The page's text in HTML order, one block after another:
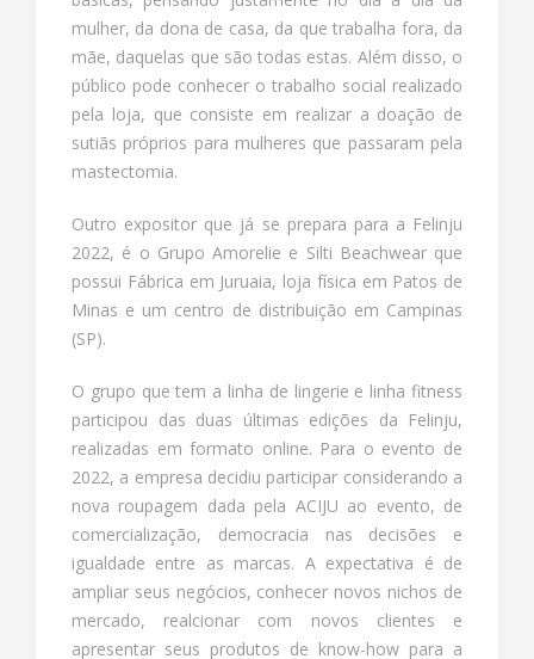
mulher, da dona de casa, da que trabalha fora, da
mãe, daquelas que são todas estas. Além disso, o
público pode conhecer o trabalho social realizado
pela loja, que consiste em realizar a doação de
sutiãs próprios para mulheres que passaram pela
mastectomia.
Outro expositor que já se prepara para a Felinju
2022, é o Grupo Amorelie e Silti Beachwear que
possui Fábrica em Juruaia, loja física em Patos de
Minas e um centro de distribuição em Campinas
(SP).
O grupo que tem a linha de lingerie e linha fitness
participou das duas últimas edições da Felinju,
realizadas em formato online. Para o evento de
2022, a empresa decidiu participar considerando a
nova roupagem dada pela ACIJU ao evento, de
comercialização, democracia nas decisões e
igualdade entre as marcas. A expectativa é de
ampliar seus negócios, conhecer novos nichos de
mercado, realcionar com novos clientes e
apresentar seus produtos de know-how para a